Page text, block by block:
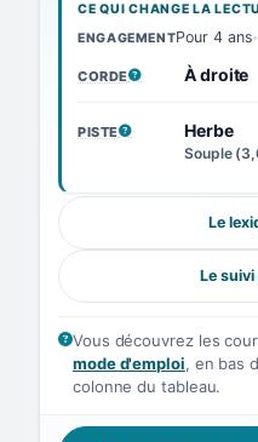
CE QUI CHANGE LA
ENGAGEMENTPour 4 ans
CORDE
, VOIR LA DÉFINITION
À droite
PISTE
, VOIR LA DÉFINITION
Herbe
Souple
Le
Le suivi
Vous découvrez les
mode d'emploi, en bas
colonne du tableau.